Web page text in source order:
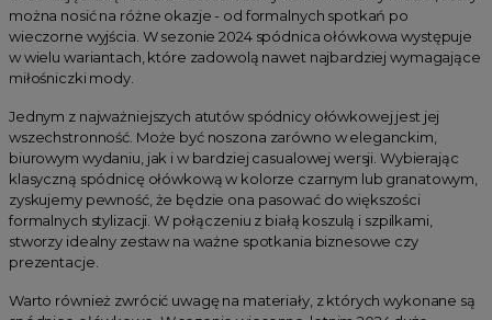
można nosić na różne okazje - od formalnych spotkań po
wieczorne wyjścia. W sezonie 2024 spódnica ołówkowa występuje
w wielu wariantach, które zadowolą nawet najbardziej wymagające
miłośniczki mody.
Jednym z najważniejszych atutów spódnicy ołówkowej jest jej
wszechstronność. Może być noszona zarówno w eleganckim,
biurowym wydaniu, jak i w bardziej casualowej wersji. Wybierając
klasyczną spódnicę ołówkową w kolorze czarnym lub granatowym,
zyskujemy pewność, że będzie ona pasować do większości
formalnych stylizacji. W połączeniu z białą koszulą i szpilkami,
stworzy idealny zestaw na ważne spotkania biznesowe czy
prezentacje.
Warto również zwrócić uwagę na materiały, z których wykonane są